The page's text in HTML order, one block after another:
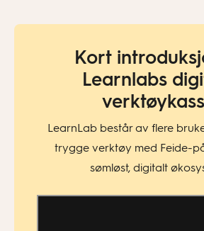
Kort
Learnlabs
LearnLab består av flere
trygge verktøy med Feide-
sømløst, digitalt